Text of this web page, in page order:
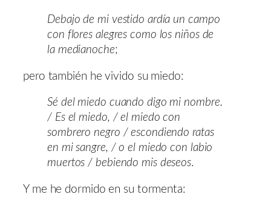
Debajo de mi vestido ardía un campo
con flores alegres como los niños de
la medianoche;
pero también he vivido su miedo:
Sé del miedo cuando digo mi nombre.
/ Es el miedo, / el miedo con
sombrero negro / escondiendo ratas
en mi sangre, / o el miedo con labio
muertos / bebiendo mis deseos.
Y me he dormido en su tormenta: